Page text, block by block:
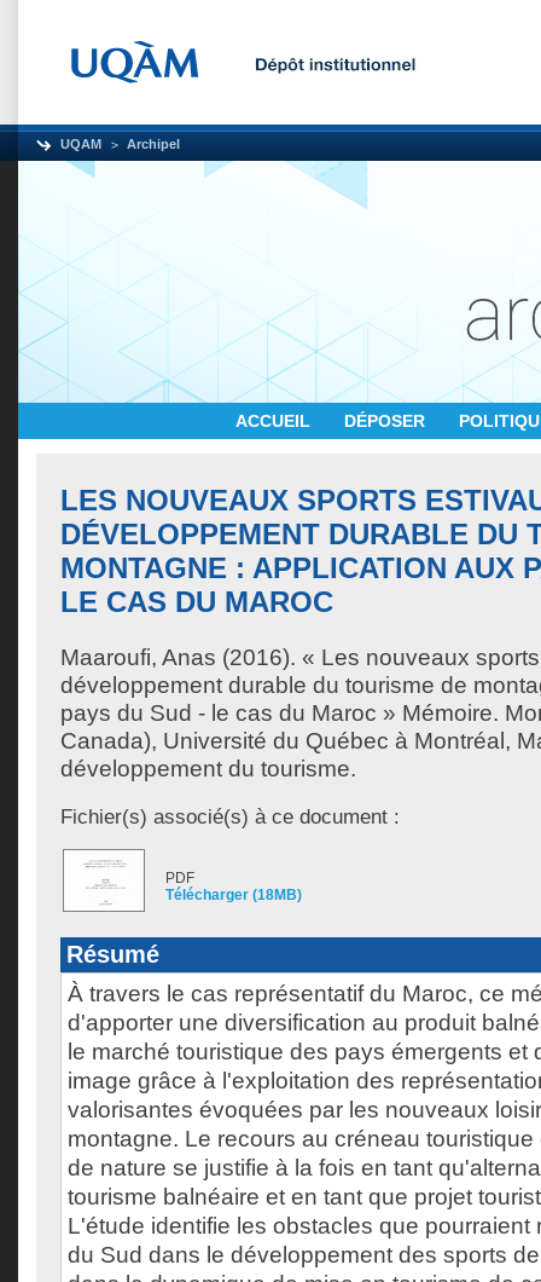
UQAM Archipel
ACCUEIL DÉPOSER
LES NOUVEAUX SPORTS
DÉVELOPPEMENT DURABLE DU
MONTAGNE : APPLICATION AUX
LE CAS DU MAROC
Maaroufi, Anas (2016). « Les nouveaux
développement durable du tourisme de
pays du Sud - le cas du Maroc » Mémoire.
Canada), Université du Québec à Montréal,
développement du tourisme.
Fichier(s) associé(s) à ce document :
PDF
Télécharger (18MB)
Résumé
À travers le cas représentatif du Maroc, ce
d'apporter une diversification au produit
le marché touristique des pays émergents et
image grâce à l'exploitation des
valorisantes évoquées par les nouveaux
montagne. Le recours au créneau
de nature se justifie à la fois en tant
tourisme balnéaire et en tant que projet
L'étude identifie les obstacles que pourraient
du Sud dans le développement des sports